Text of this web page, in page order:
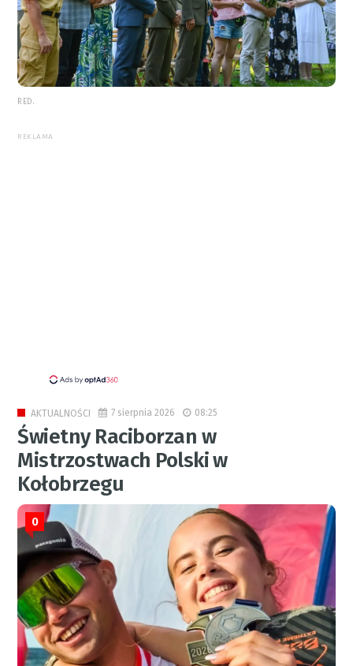
RED.
REKLAMA
AKTUALNOŚCI 7 sierpnia 2026 08:25
Świetny Raciborzan w
Mistrzostwach Polski w
Kołobrzegu
0